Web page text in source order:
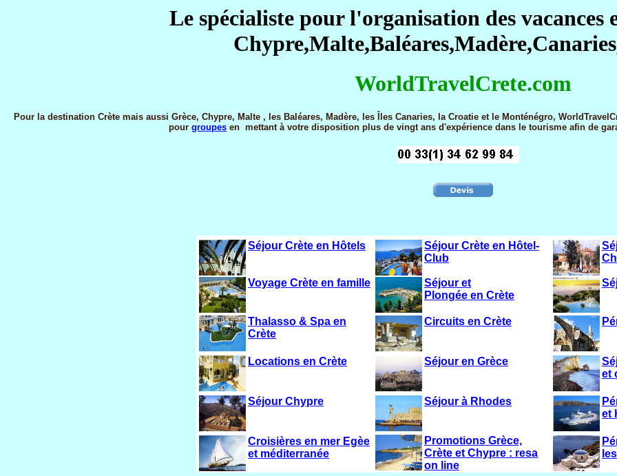
Le spécialiste pour l'organisation des vacances
WorldTravelCrete.com
Pour la destination Crètemais aussi Grèce, Chypre, Malte , les Baléares, Madère, les Îles Canaries, la Croatie et le Monténégro,
pour groupes en mettant à votre disposition plus de vingt ans d'expérience dans le tourisme afin de
Séjour Crète en Hôtels
Séjour Crète en Hôtel-
Club
Voyage Crète en famille
Séjour et
Plongée en Crète
Thalasso & Spa en
Crète
Circuits en Crète
Locations en Crète Séjour en Grèce
et
Séjour Chypre Séjour à Rhodes
et
Croisières en mer Egèe
et méditerranée
Promotions Grèce,
Crète et Chypre : resa
on line